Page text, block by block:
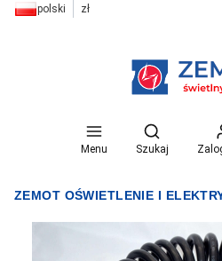
polski zł
Menu
Otwórz
Szukaj
ZEMOT OŚWIETLENIE I